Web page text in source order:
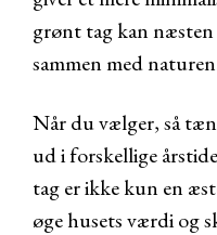
grønt tag kan
sammen med
Når du vælger, så
ud i forskellige
tag er ikke kun en
øge husets værdi og